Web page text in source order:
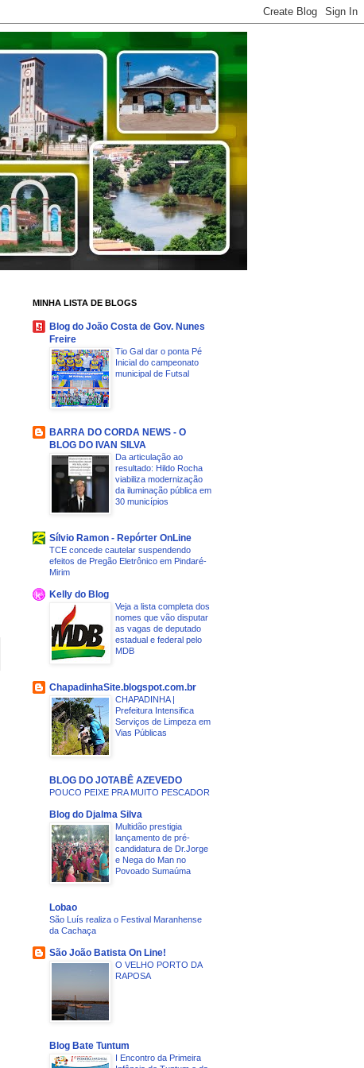
MINHA LISTA DE BLOGS
Blog do João Costa de Gov. Nunes
Freire
Tio Gal dar o ponta Pé
Inicial do campeonato
municipal de Futsal
BARRA DO CORDA NEWS - O
BLOG DO IVAN SILVA
Da articulação ao
resultado: Hildo Rocha
viabiliza modernização
da iluminação pública em
30 municípios
Sílvio Ramon - Repórter OnLine
TCE concede cautelar suspendendo
efeitos de Pregão Eletrônico em Pindaré-
Mirim
Kelly do Blog
Veja a lista completa dos
nomes que vão disputar
as vagas de deputado
estadual e federal pelo
MDB
ChapadinhaSite.blogspot.com.br
CHAPADINHA |
Prefeitura Intensifica
Serviços de Limpeza em
Vias Públicas
BLOG DO JOTABÊ AZEVEDO
POUCO PEIXE PRA MUITO PESCADOR
Blog do Djalma Silva
Multidão prestigia
lançamento de pré-
candidatura de Dr.Jorge
e Nega do Man no
Povoado Sumaúma
Lobao
São Luís realiza o Festival Maranhense
da Cachaça
São João Batista On Line!
O VELHO PORTO DA
RAPOSA
Blog Bate Tuntum
I Encontro da Primeira